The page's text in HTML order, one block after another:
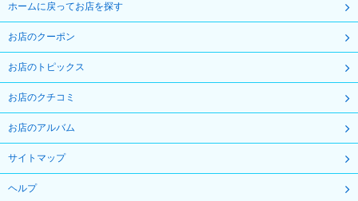
ホームに戻ってお店を探す
お店のクーポン
お店のトピックス
お店のクチコミ
お店のアルバム
サイトマップ
ヘルプ